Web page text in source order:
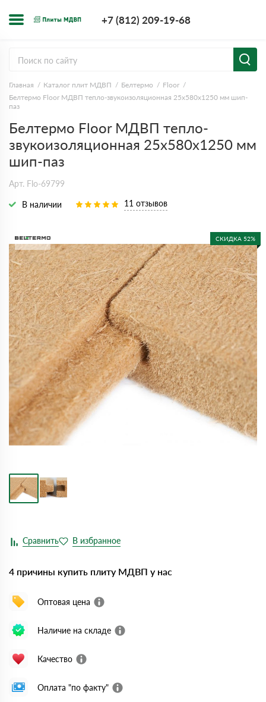
+7 (812) 209-19-68
Главная Каталог плит МДВП Белтермо
Floor
Белтермо Floor МДВП тепло-звукоизоляционная 25х580х1250 мм шип-
паз
Белтермо Floor МДВП тепло-
звукоизоляционная 25х580х1250 мм
шип-паз
Арт. Flo-69799
В наличии 11 отзывов
СКИДКА 52%
4 причины купить плиту МДВП у нас
Оптовая цена
Наличие на складе
Качество
Оплата "по факту"